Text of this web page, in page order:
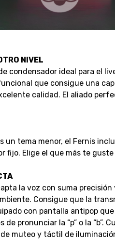
NIVEL
condensador ideal para el
que consigue una
calidad. El aliado
un tema menor, el Fernis
fijo. Elige el que más te guste
la voz con suma precisión
Consigue que la
con pantalla antipop que
pronunciar la “p” o la “b”.
muteo y táctil de